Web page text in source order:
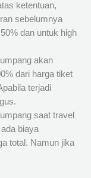
ketentuan,
sebelumnya
dan untuk high
akan
dari harga tiket
terjadi
saat travel
biaya
total. Namun jika